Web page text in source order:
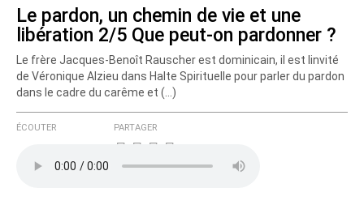
Le pardon, un chemin de vie et une
libération 2/5 Que peut-on pardonner ?
Le frère Jacques-Benoît Rauscher est dominicain, il est linvité
de Véronique Alzieu dans Halte Spirituelle pour parler du pardon
dans le cadre du carême et (…)
ÉCOUTER PARTAGER